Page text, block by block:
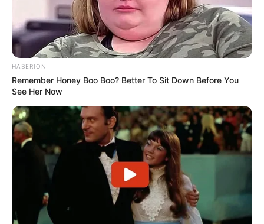
Tagesausflugsziele für Darmstadt
Bademöglichkeiten
Wandern
Kinoprogramm
Angebote für Behinderte
Kletterparks
Tier- und Zooparks
Ausflug mit der Bahn
Fremdenverkehrsamt und Tourist Information
Weitere Informationen über Darmstadt im Internet:
HABERION
Remember Honey Boo Boo? Better To Sit Down Before You
See Her Now